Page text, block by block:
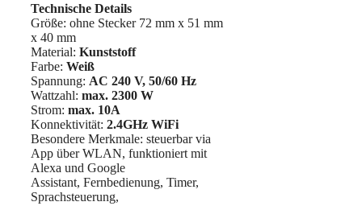
Technische Details
Größe: ohne Stecker 72 mm x 51 mm
x 40 mm
Material: ‎‎Kunststoff
Farbe: Weiß
Spannung: AC 240 V, 50/60 Hz
Wattzahl: max. 2300 W
Strom: ‎ max. 10A
Konnektivität: 2.4GHz WiFi
Besondere Merkmale: steuerbar via
App über WLAN, funktioniert mit
Alexa und Google
Assistant, Fernbedienung, Timer,
Sprachsteuerung,